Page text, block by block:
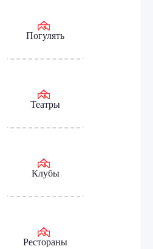
Погулять
Театры
Клубы
Рестораны